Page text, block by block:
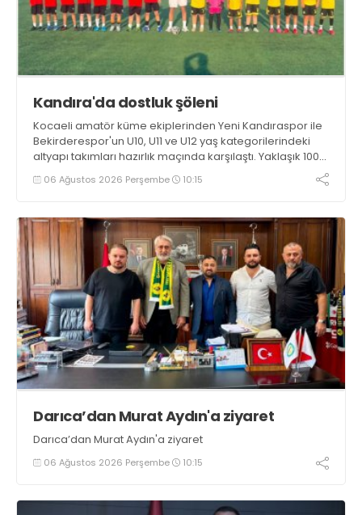
Kandıra'da dostluk şöleni
Kocaeli amatör küme ekiplerinden Yeni Kandıraspor ile
Bekirderespor'un U10, U11 ve U12 yaş kategorilerindeki
altyapı takımları hazırlık maçında karşılaştı. Yaklaşık 100
genç futbolcunun ter döktüğü maçların ardından
sporculara Kandıra'nın yöresel lezzeti mancarlı pide ve
06 Ağustos 2026 Perşembe 10:15
Darıca’dan Murat Aydın'a ziyaret
Darıca’dan Murat Aydın'a ziyaret
06 Ağustos 2026 Perşembe 10:15